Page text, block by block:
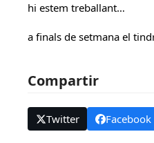
hi estem treballant…
a finals de setmana el
Compartir
Twitter Facebook